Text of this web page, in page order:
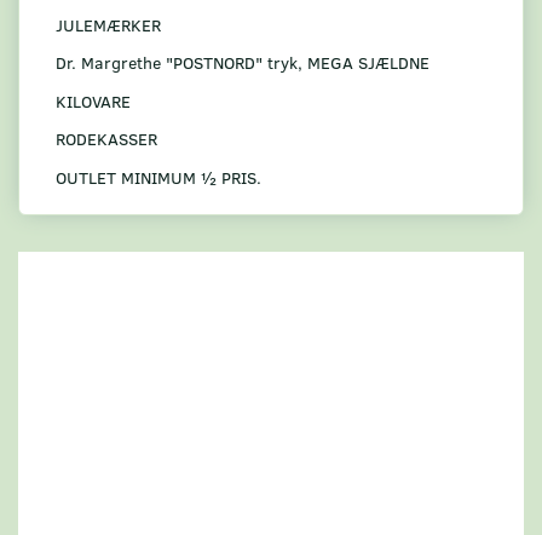
JULEMÆRKER
Dr. Margrethe "POSTNORD" tryk, MEGA SJÆLDNE
KILOVARE
RODEKASSER
OUTLET MINIMUM ½ PRIS.